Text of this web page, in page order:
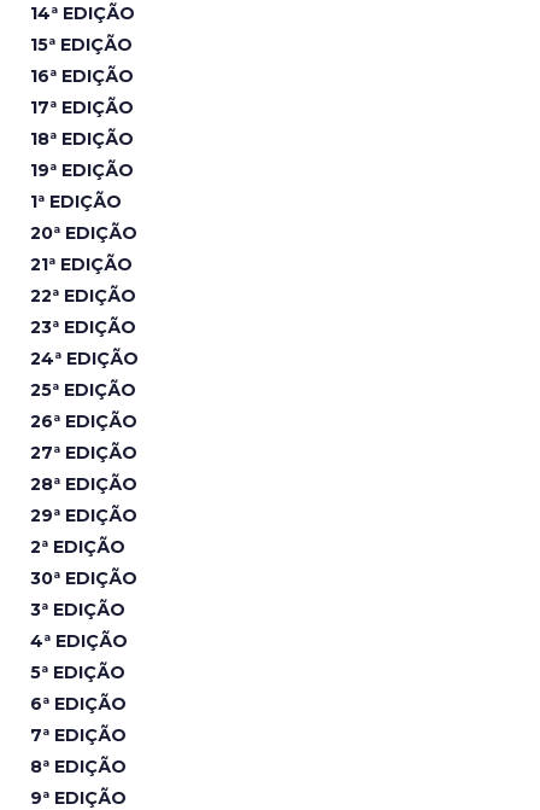
14ª EDIÇÃO
15ª EDIÇÃO
16ª EDIÇÃO
17ª EDIÇÃO
18ª EDIÇÃO
19ª EDIÇÃO
1ª EDIÇÃO
20ª EDIÇÃO
21ª EDIÇÃO
22ª EDIÇÃO
23ª EDIÇÃO
24ª EDIÇÃO
25ª EDIÇÃO
26ª EDIÇÃO
27ª EDIÇÃO
28ª EDIÇÃO
29ª EDIÇÃO
2ª EDIÇÃO
30ª EDIÇÃO
3ª EDIÇÃO
4ª EDIÇÃO
5ª EDIÇÃO
6ª EDIÇÃO
7ª EDIÇÃO
8ª EDIÇÃO
9ª EDIÇÃO